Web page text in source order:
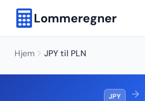
Lommeregner
Hjem JPY til PLN
JPY →